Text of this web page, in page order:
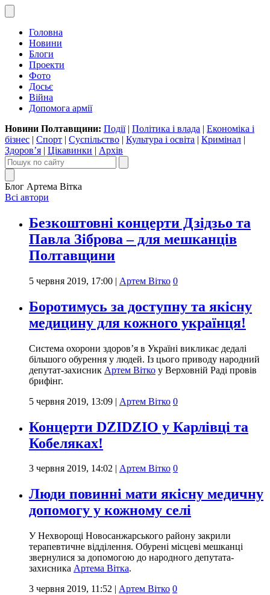
Головна
Новини
Блоги
Проекти
Фото
Досьє
Війна
Допомога армії
Новини Полтавщини: Події| Політика і влада | Економіка і
бізнес | Спорт | Суспільство | Культура і освіта | Кримінал |
Здоров’я | Цікавинки | Архів
Блог Артема Вітка
Всі автори
Безкоштовні концерти Дзідзьо та
Павла Зіброва – для мешканців
Полтавщини
5 червня 2019, 17:00 | Артем Вітко 0
Боротимусь за доступну та якісну
медицину для кожного українця!
Система охорони здоров’я в Україні викликає дедалі
більшого обурення у людей. Із цього приводу народний
депутат-захисник Артем Вітко у Верховній Раді провів
брифінг.
5 червня 2019, 13:09 | Артем Вітко 0
Концерти DZIDZIO у Карлівці та
Кобеляках!
3 червня 2019, 14:02 | Артем Вітко 0
Люди повинні мати якісну медичну
допомогу у кожному селі
У Нехворощі Новосанжарського району закрили
терапевтичне відділення. Обурені місцеві мешканці
звернулися за допомогою до народного депутата-
захисника Артема Вітка.
3 червня 2019, 11:52 | Артем Вітко 0